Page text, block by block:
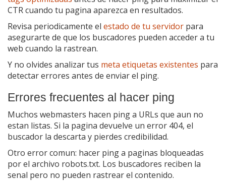
CTR cuando tu pagina aparezca en resultados.
Revisa periodicamente el estado de tu servidor para
asegurarte de que los buscadores pueden acceder a tu
web cuando la rastrean.
Y no olvides analizar tus meta etiquetas existentes para
detectar errores antes de enviar el ping.
Errores frecuentes al hacer ping
Muchos webmasters hacen ping a URLs que aun no
estan listas. Si la pagina devuelve un error 404, el
buscador la descarta y pierdes credibilidad.
Otro error comun: hacer ping a paginas bloqueadas
por el archivo robots.txt. Los buscadores reciben la
senal pero no pueden rastrear el contenido.